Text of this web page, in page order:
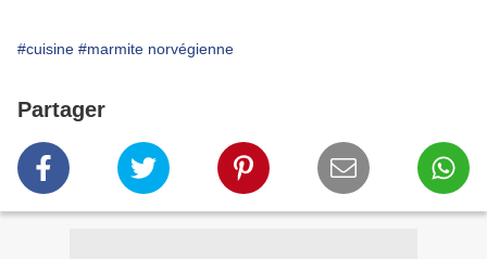
#cuisine #marmite norvégienne
Partager